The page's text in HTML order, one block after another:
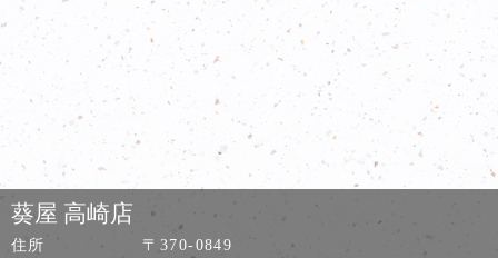
葵屋 高崎店
住所
〒370-0849